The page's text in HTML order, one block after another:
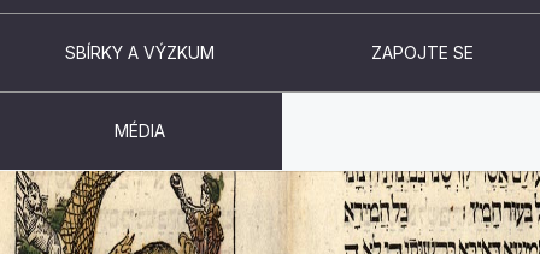
SBÍRKY A VÝZKUM ZAPOJTE SE
MÉDIA